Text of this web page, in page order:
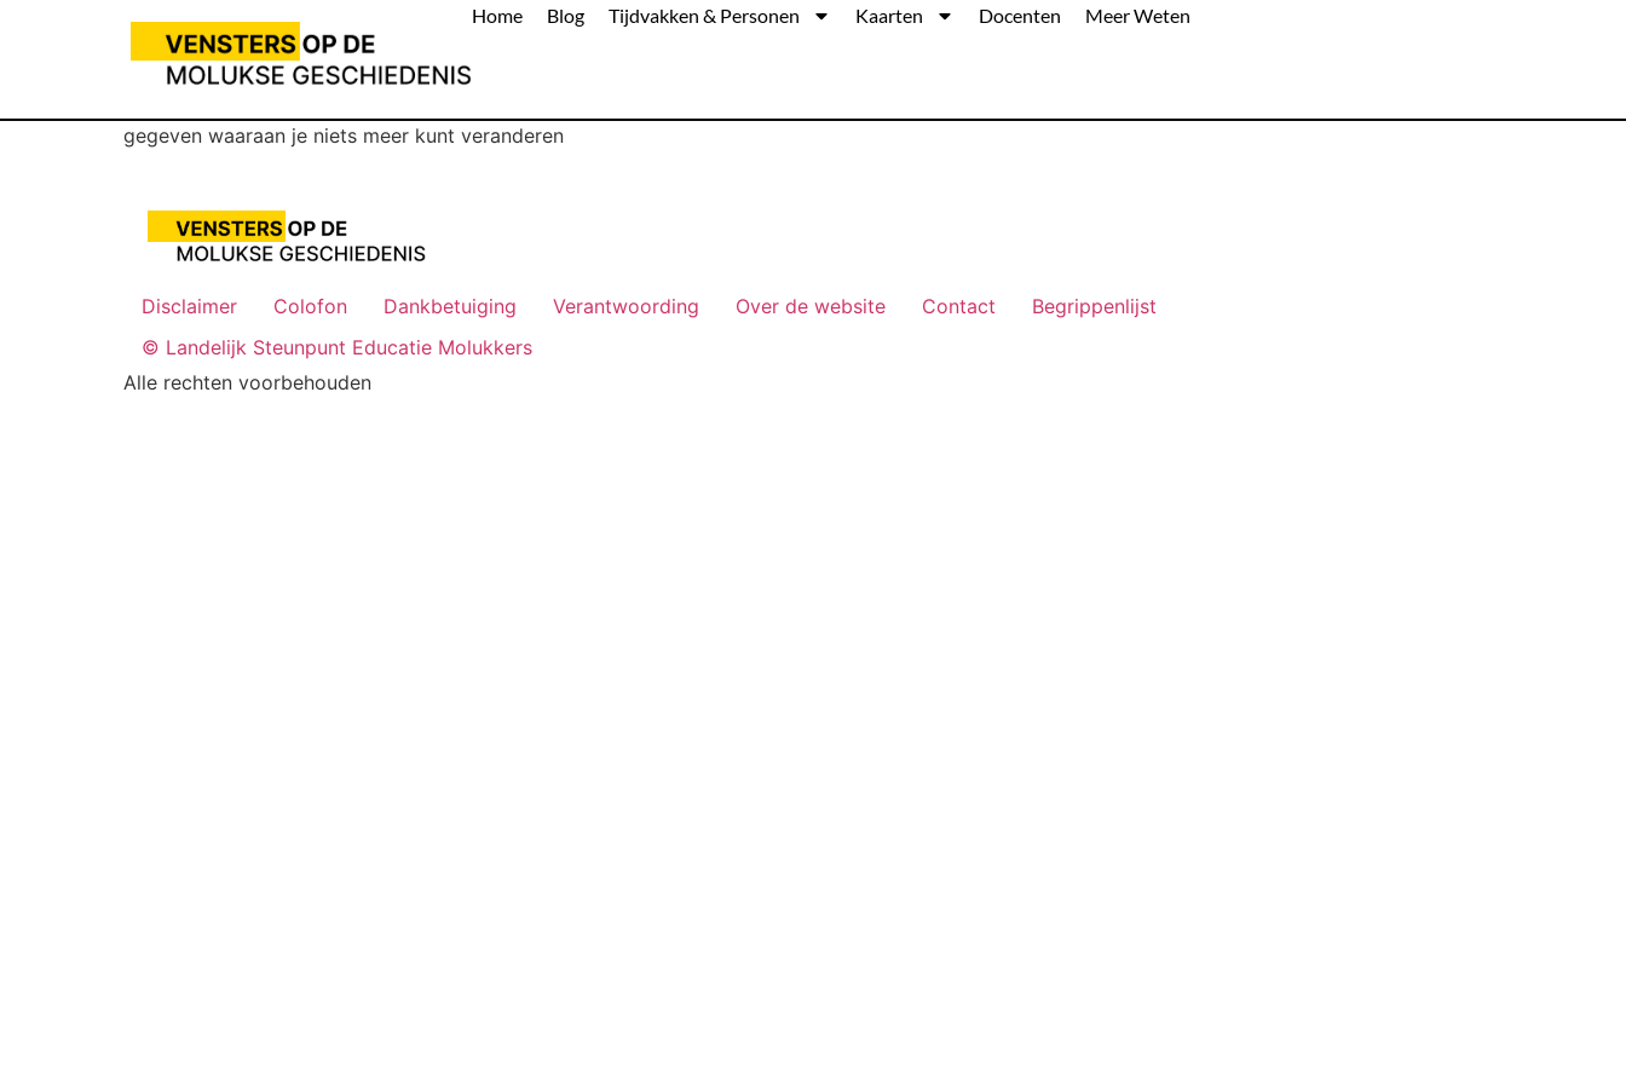
Home Blog Tijdvakken & Personen Kaarten Docenten Meer Weten
gegeven waaraan je niets meer kunt veranderen
Disclaimer Colofon Dankbetuiging Verantwoording Over de website Contact
Begrippenlijst
© Landelijk Steunpunt Educatie Molukkers
Alle rechten voorbehouden